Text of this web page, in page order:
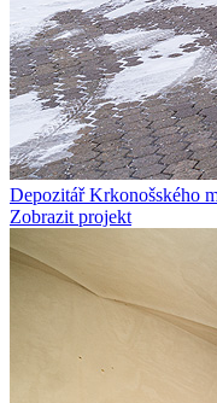
Depozitář Krkonošského
Zobrazit projekt